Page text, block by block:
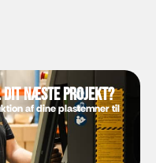
næste projekt?
af dine plastemner til